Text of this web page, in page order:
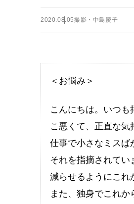
2020.08.05撮影・中島慶子
＜お悩み＞
こんにちは。いつ
こ悪くて、正直な気
仕事で小さなミスば
それを指摘されてい
減らせるようにこれ
また、独身でこれ